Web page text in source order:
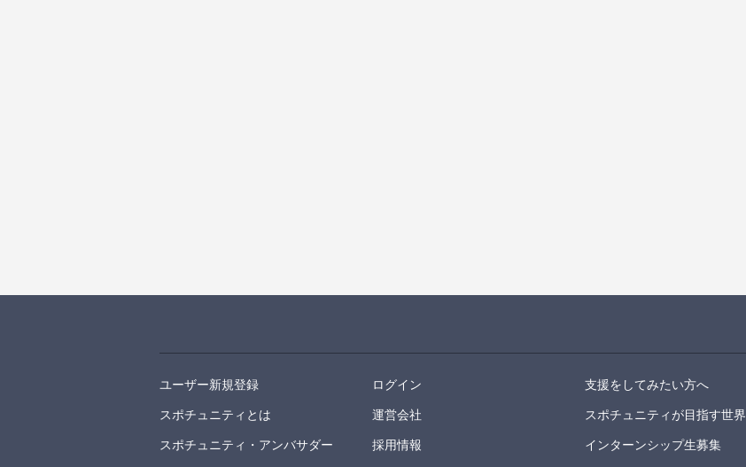
ユーザー新規登録 ログイン 支援をしてみたい方へ
スポチュニティとは 運営会社 スポチュニティが目指す世界
スポチュニティ・アンバサダー 採用情報 インターンシップ生募集